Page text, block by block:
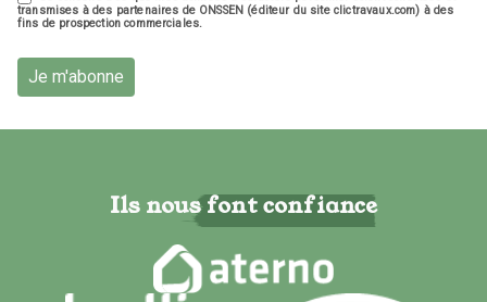
transmises à des partenaires de ONSSEN (éditeur du site clictravaux.com) à des
fins de prospection commerciales.
Je m'abonne
Ils nous font confiance